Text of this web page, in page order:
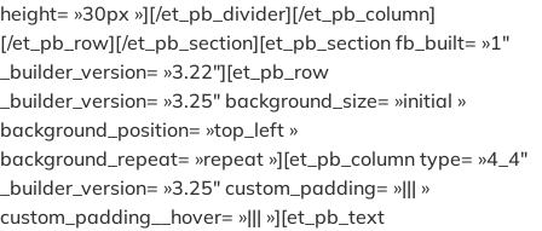
height= »30px »][/et_pb_divider][/et_pb_column]
[/et_pb_row][/et_pb_section][et_pb_section fb_built= »1″
_builder_version= »3.22″][et_pb_row
_builder_version= »3.25″ background_size= »initial »
background_position= »top_left »
background_repeat= »repeat »][et_pb_column type= »4_4″
_builder_version= »3.25″ custom_padding= »||| »
custom_padding__hover= »||| »][et_pb_text